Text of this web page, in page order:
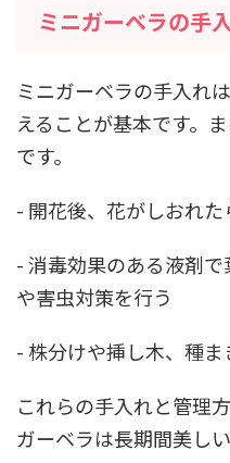
ミニガーベラの手
ミニガーベラの手入れ
えることが基本です。
です。
- 開花後、花がしおれた
- 消毒効果のある液剤
や害虫対策を行う
- 株分けや挿し木、種
これらの手入れと管理
ガーベラは長期間美し